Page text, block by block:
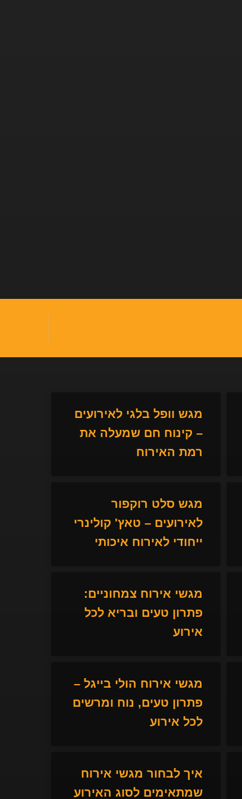
מגש וופל בלגי לאירועים
– קינוח חם שמעלה את
רמת האירוח
מגש סלט רוקפור
לאירועים – טאץ' קולינרי
ייחודי לאירוח איכותי
מגשי אירוח צמחוניים:
פתרון טעים ובריא לכל
אירוע
מגשי אירוח הולי בייגל –
פתרון טעים, נוח ומרשים
לכל אירוע
איך לבחור מגשי אירוח
שמתאימים לסוג האירוע